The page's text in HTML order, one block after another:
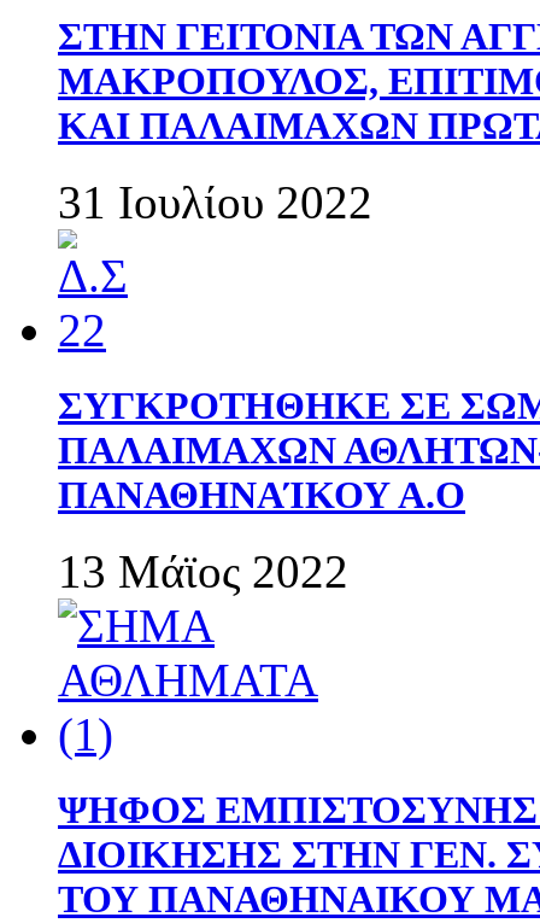
ΣΤΗΝ ΓΕΙΤΟΝΙΑ ΤΩΝ
ΜΑΚΡΟΠΟΥΛΟΣ,
ΚΑΙ ΠΑΛΑΙΜΑΧΩΝ
31 Ιουλίου 2022
ΣΥΓΚΡΟΤΗΘΗΚΕ ΣΕ
ΠΑΛΑΙΜΑΧΩΝ
ΠΑΝΑΘΗΝΑΊΚΟΥ Α.Ο
13 Μάϊος 2022
ΨΗΦΟΣ
ΔΙΟΙΚΗΣΗΣ ΣΤΗΝ ΓΕΝ.
ΤΟΥ ΠΑΝΑΘΗΝΑΙΚΟΥ